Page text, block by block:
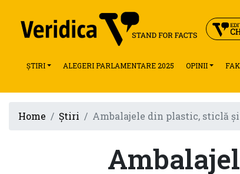
ȘTIRI ALEGERI PARLAMENTARE 2025 OPINII
Home Știri Ambalajele din plastic, sticlă